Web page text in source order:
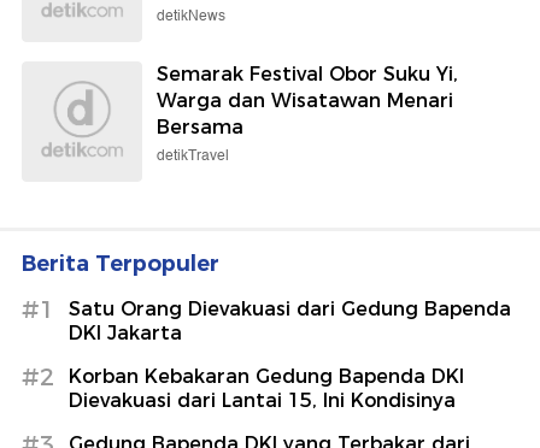
detikNews
Semarak Festival Obor Suku Yi,
Warga dan Wisatawan Menari
Bersama
detikTravel
Berita Terpopuler
#1
Satu Orang Dievakuasi dari Gedung Bapenda
DKI Jakarta
#2
Korban Kebakaran Gedung Bapenda DKI
Dievakuasi dari Lantai 15, Ini Kondisinya
Gedung Bapenda DKI yang Terbakar dari